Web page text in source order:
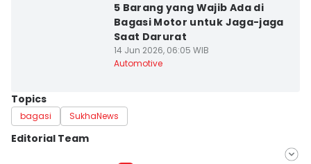
5 Barang yang Wajib Ada di
Bagasi Motor untuk Jaga-jaga
Saat Darurat
14 Jun 2026, 06:05 WIB
Automotive
Topics
bagasi SukhaNews
Editorial Team